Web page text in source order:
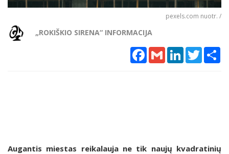
pexels.com nuotr. /
„ROKIŠKIO SIRENA“ INFORMACIJA
Facebook
Gmail LinkedInTwitter
Augantis miestas reikalauja ne tik naujų kvadratinių